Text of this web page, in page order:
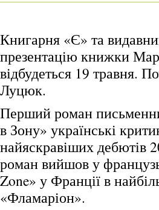
Книгарня «Є» та
презентацію книжки
відбудеться 19 травня.
Луцюк.
Перший роман
в Зону» українські
найяскравіших дебютів
роман вийшов у
Zone» у Франції в
«Фламаріон».